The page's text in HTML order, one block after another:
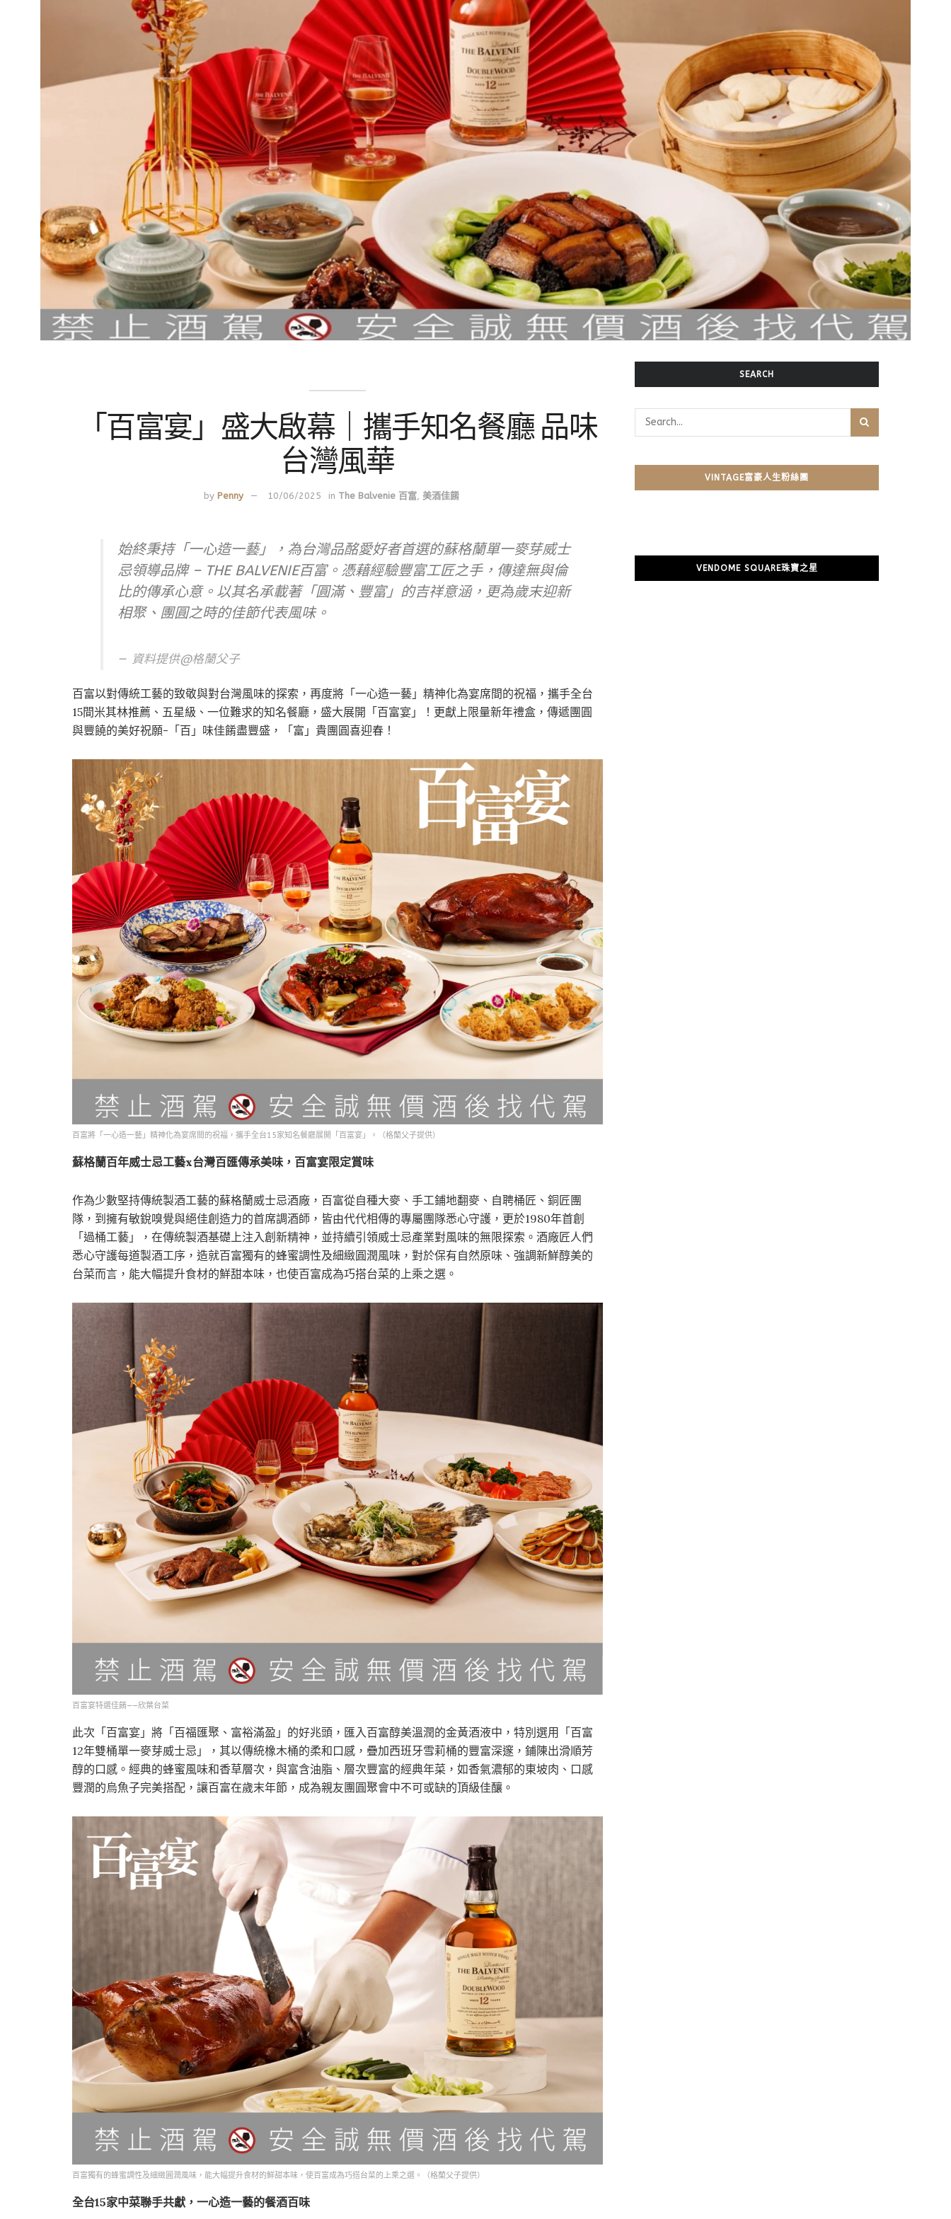
「百富宴」盛大啟幕｜攜手知名餐廳 品味
台灣風華
by Penny 10/06/2025 in The Balvenie 百富, 美酒佳餚
始終秉持「一心造一藝」，為台灣品酩愛好者首選的蘇格蘭單一麥芽威士
忌領導品牌 – THE BALVENIE百富。憑藉經驗豐富工匠之手，傳達無與倫
比的傳承心意。以其名承載著「圓滿、豐富」的吉祥意涵，更為歲末迎新
相聚、團圓之時的佳節代表風味。
資料提供@格蘭父子
百富以對傳統工藝的致敬與對台灣風味的探索，再度將「一心造一藝」精神化為宴席間的祝福，攜手全台
15間米其林推薦、五星級、一位難求的知名餐廳，盛大展開「百富宴」！更獻上限量新年禮盒，傳遞團圓
與豐饒的美好祝願-「百」味佳餚盡豐盛，「富」貴團圓喜迎春！
百富將「一心造一藝」精神化為宴席間的祝福，攜手全台15家知名餐廳展開「百富宴」。（格蘭父子提供）
蘇格蘭百年威士忌工藝x台灣百匯傳承美味，百富宴限定賞味
作為少數堅持傳統製酒工藝的蘇格蘭威士忌酒廠，百富從自種大麥、手工鋪地翻麥、自聘桶匠、銅匠團
隊，到擁有敏銳嗅覺與絕佳創造力的首席調酒師，皆由代代相傳的專屬團隊悉心守護，更於1980年首創
「過桶工藝」，在傳統製酒基礎上注入創新精神，並持續引領威士忌產業對風味的無限探索。酒廠匠人們
悉心守護每道製酒工序，造就百富獨有的蜂蜜調性及細緻圓潤風味，對於保有自然原味、強調新鮮醇美的
台菜而言，能大幅提升食材的鮮甜本味，也使百富成為巧搭台菜的上乘之選。
百富宴特選佳餚——欣葉台菜
此次「百富宴」將「百福匯聚、富裕滿盈」的好兆頭，匯入百富醇美溫潤的金黃酒液中，特別選用「百富
12年雙桶單一麥芽威士忌」，其以傳統橡木桶的柔和口感，疊加西班牙雪莉桶的豐富深邃，鋪陳出滑順芳
醇的口感。經典的蜂蜜風味和香草層次，與富含油脂、層次豐富的經典年菜，如香氣濃郁的東坡肉、口感
豐潤的烏魚子完美搭配，讓百富在歲末年節，成為親友團圓聚會中不可或缺的頂級佳釀。
百富獨有的蜂蜜調性及細緻圓潤風味，能大幅提升食材的鮮甜本味，使百富成為巧搭台菜的上乘之選。（格蘭父子提供）
全台15家中菜聯手共獻，一心造一藝的餐酒百味
SEARCH
VINTAGE富豪人生粉絲團
VENDOME SQUARE珠寶之星